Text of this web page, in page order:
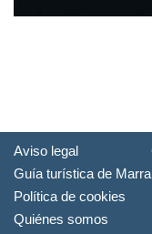
Aviso legal
Guía turística de
Política de cookies
Quiénes somos